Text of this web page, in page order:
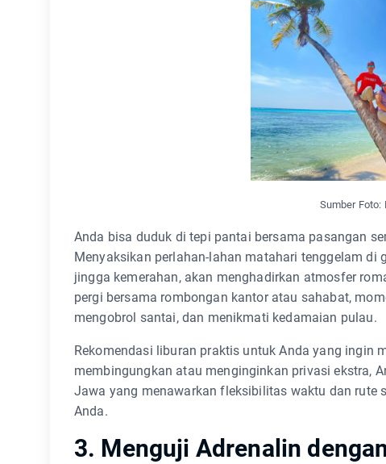
Sumber Foto:
Anda bisa duduk di tepi pantai bersama pasangan
Menyaksikan perlahan-lahan matahari tenggelam
jingga kemerahan, akan menghadirkan atmosfer
pergi bersama rombongan kantor atau sahabat,
mengobrol santai, dan menikmati kedamaian pulau.
Rekomendasi liburan praktis untuk Anda yang ingin
membingungkan atau menginginkan privasi ekstra,
Jawa yang menawarkan fleksibilitas waktu dan rute
Anda.
3. Menguji Adrenalin